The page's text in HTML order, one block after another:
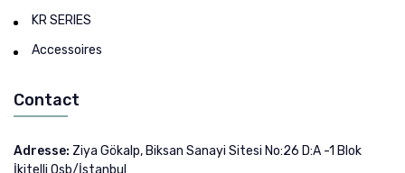
KR SERIES
Accessoires
Contact
Adresse: Ziya Gökalp, Biksan Sanayi Sitesi No:26 D:A -1 Blok
İkitelli Osb/İstanbul